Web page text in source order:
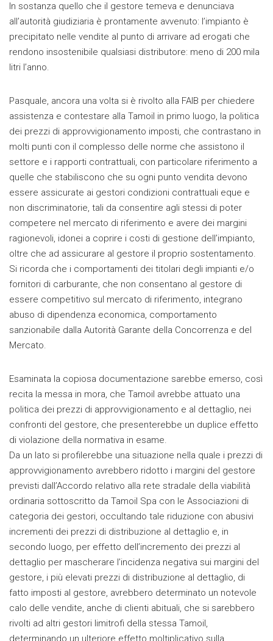
In sostanza quello che il gestore temeva e denunciava
all’autorità giudiziaria è prontamente avvenuto: l’impianto è
precipitato nelle vendite al punto di arrivare ad erogati che
rendono insostenibile qualsiasi distributore: meno di 200 mila
litri l’anno.
Pasquale, ancora una volta si è rivolto alla FAIB per chiedere
assistenza e contestare alla Tamoil in primo luogo, la politica
dei prezzi di approvvigionamento imposti, che contrastano in
molti punti con il complesso delle norme che assistono il
settore e i rapporti contrattuali, con particolare riferimento a
quelle che stabiliscono che su ogni punto vendita devono
essere assicurate ai gestori condizioni contrattuali eque e
non discriminatorie, tali da consentire agli stessi di poter
competere nel mercato di riferimento e avere dei margini
ragionevoli, idonei a coprire i costi di gestione dell’impianto,
oltre che ad assicurare al gestore il proprio sostentamento.
Si ricorda che i comportamenti dei titolari degli impianti e/o
fornitori di carburante, che non consentano al gestore di
essere competitivo sul mercato di riferimento, integrano
abuso di dipendenza economica, comportamento
sanzionabile dalla Autorità Garante della Concorrenza e del
Mercato.
Esaminata la copiosa documentazione sarebbe emerso, così
recita la messa in mora, che Tamoil avrebbe attuato una
politica dei prezzi di approvvigionamento e al dettaglio, nei
confronti del gestore, che presenterebbe un duplice effetto
di violazione della normativa in esame.
Da un lato si profilerebbe una situazione nella quale i prezzi di
approvvigionamento avrebbero ridotto i margini del gestore
previsti dall’Accordo relativo alla rete stradale della viabilità
ordinaria sottoscritto da Tamoil Spa con le Associazioni di
categoria dei gestori, occultando tale riduzione con abusivi
incrementi dei prezzi di distribuzione al dettaglio e, in
secondo luogo, per effetto dell’incremento dei prezzi al
dettaglio per mascherare l’incidenza negativa sui margini del
gestore, i più elevati prezzi di distribuzione al dettaglio, di
fatto imposti al gestore, avrebbero determinato un notevole
calo delle vendite, anche di clienti abituali, che si sarebbero
rivolti ad altri gestori limitrofi della stessa Tamoil,
determinando un ulteriore effetto moltiplicativo sulla